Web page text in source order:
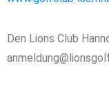
Den Lions Club